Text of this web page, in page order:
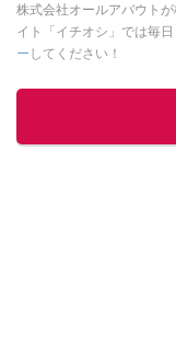
株式会社オールアバウト
イト「イチオシ」では毎日
ー してください！